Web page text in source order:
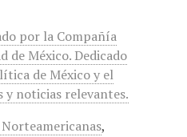
por la Compañía
de México. Dedicado
de México y el
y noticias relevantes.
Norteamericanas,